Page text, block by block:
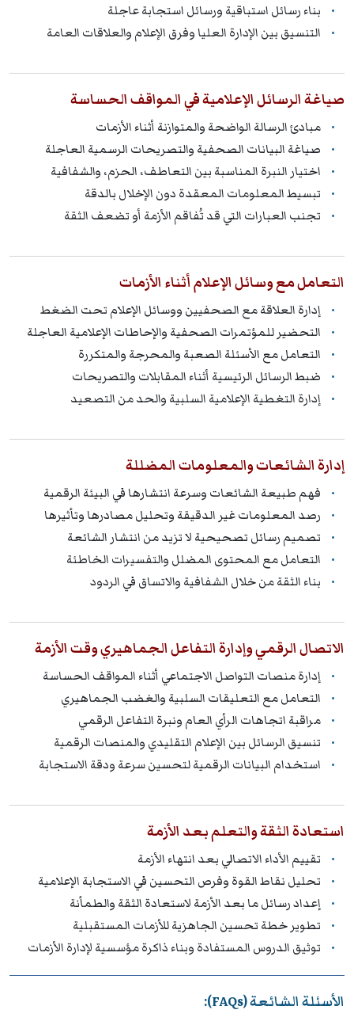
بناء رسائل استباقية ورسائل استجابة عاجلة
التنسيق بين الإدارة العليا وفرق الإعلام والعلاقات العامة
صياغة الرسائل الإعلامية في المواقف الحساسة
مبادئ الرسالة الواضحة والمتوازنة أثناء الأزمات
صياغة البيانات الصحفية والتصريحات الرسمية العاجلة
اختيار النبرة المناسبة بين التعاطف، الحزم، والشفافية
تبسيط المعلومات المعقدة دون الإخلال بالدقة
تجنب العبارات التي قد تُفاقم الأزمة أو تضعف الثقة
التعامل مع وسائل الإعلام أثناء الأزمات
إدارة العلاقة مع الصحفيين ووسائل الإعلام تحت الضغط
التحضير للمؤتمرات الصحفية والإحاطات الإعلامية العاجلة
التعامل مع الأسئلة الصعبة والمحرجة والمتكررة
ضبط الرسائل الرئيسية أثناء المقابلات والتصريحات
إدارة التغطية الإعلامية السلبية والحد من التصعيد
إدارة الشائعات والمعلومات المضللة
فهم طبيعة الشائعات وسرعة انتشارها في البيئة الرقمية
رصد المعلومات غير الدقيقة وتحليل مصادرها وتأثيرها
تصميم رسائل تصحيحية لا تزيد من انتشار الشائعة
التعامل مع المحتوى المضلل والتفسيرات الخاطئة
بناء الثقة من خلال الشفافية والاتساق في الردود
الاتصال الرقمي وإدارة التفاعل الجماهيري وقت الأزمة
إدارة منصات التواصل الاجتماعي أثناء المواقف الحساسة
التعامل مع التعليقات السلبية والغضب الجماهيري
مراقبة اتجاهات الرأي العام ونبرة التفاعل الرقمي
تنسيق الرسائل بين الإعلام التقليدي والمنصات الرقمية
استخدام البيانات الرقمية لتحسين سرعة ودقة الاستجابة
استعادة الثقة والتعلم بعد الأزمة
تقييم الأداء الاتصالي بعد انتهاء الأزمة
تحليل نقاط القوة وفرص التحسين في الاستجابة الإعلامية
إعداد رسائل ما بعد الأزمة لاستعادة الثقة والطمأنة
تطوير خطة تحسين الجاهزية للأزمات المستقبلية
توثيق الدروس المستفادة وبناء ذاكرة مؤسسية لإدارة الأزمات
الأسئلة الشائعة (FAQs):